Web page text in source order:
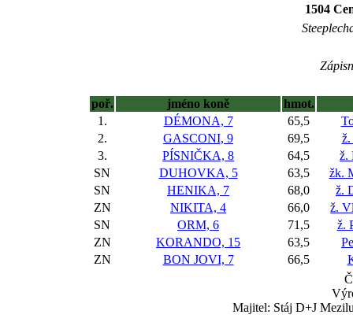
1504
poř. jméno koně
hmot.
1.
DÉMONA, 7 65,5
2.
GASCONI, 9 69,5
ž.
3.
PÍSNIČKA, 8 64,5
ž.
SN
DUHOVKA, 5 63,5
žk.
SN
HENIKA, 7 68,0
ž.
ZN
NIKITA, 4 66,0
ž.
SN
ORM, 6 71,5
ž.
ZN
KORANDO, 15 63,5
ZN
BON JOVI, 7 66,5
Majitel: Stáj D+J